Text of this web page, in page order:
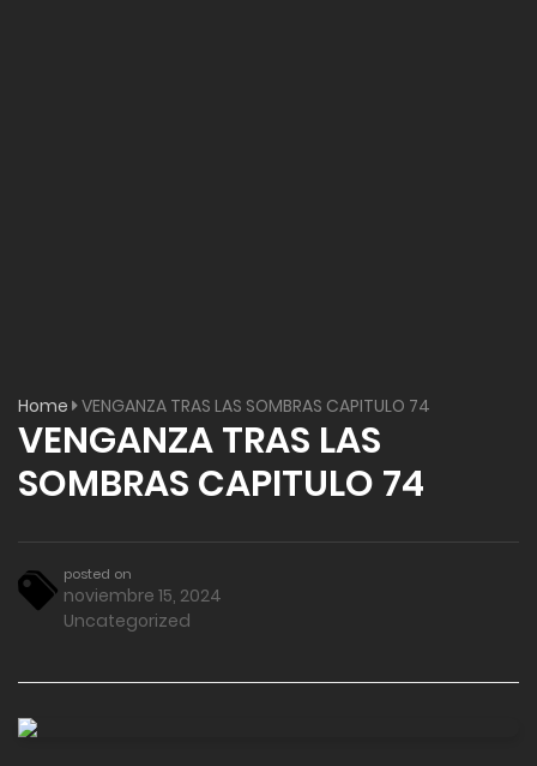
Home VENGANZA TRAS LAS SOMBRAS CAPITULO 74
VENGANZA TRAS LAS
SOMBRAS CAPITULO 74
posted on
noviembre 15, 2024
Uncategorized